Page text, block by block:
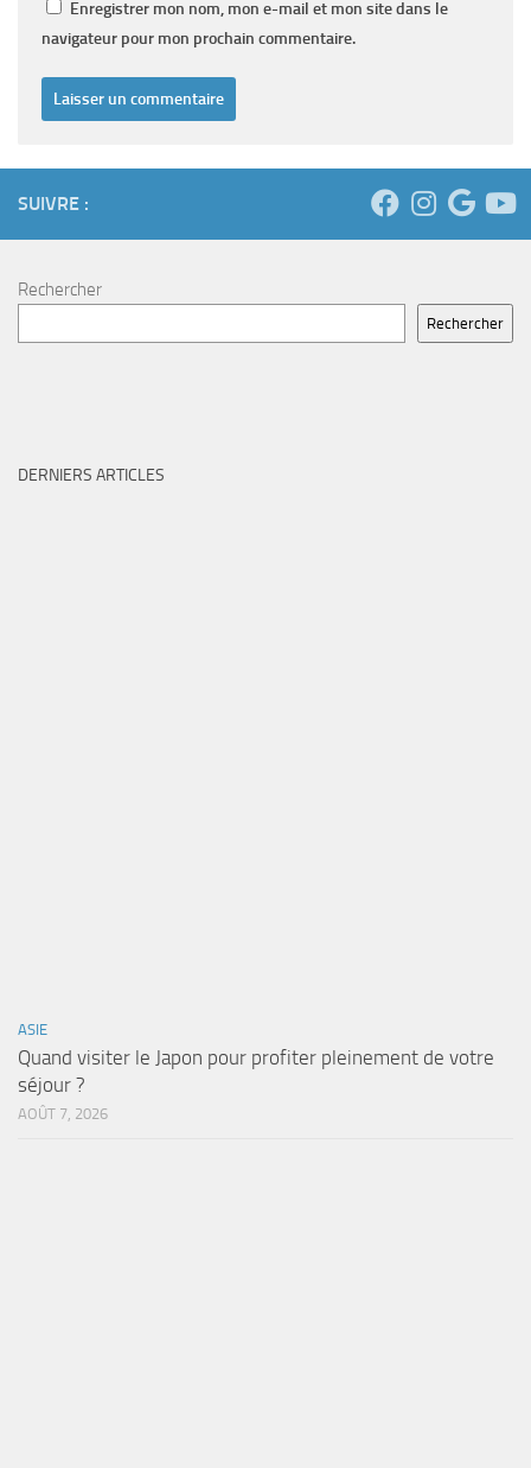
Enregistrer mon nom, mon e-mail et mon site dans le
navigateur pour mon prochain commentaire.
SUIVRE :
Rechercher
Rechercher
DERNIERS ARTICLES
ASIE
Quand visiter le Japon pour profiter pleinement de votre
séjour ?
AOÛT 7, 2026